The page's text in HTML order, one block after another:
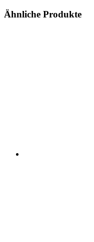
Ähnliche Produkte